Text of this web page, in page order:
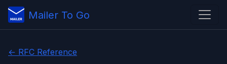
Mailer To Go
← RFC Reference